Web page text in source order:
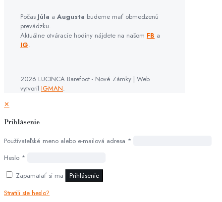
Počas Júla a Augusta budeme mať obmedzenú
prevádzku.
Aktuálne otváracie hodiny nájdete na našom FB a
IG.
2026 LUCINCA Barefoot - Nové Zámky | Web
vytvoril IGMAN.
✕
Prihlásenie
Používateľské meno alebo e-mailová adresa *
Heslo *
Zapamätať si ma
Prihlásenie
Stratili ste heslo?